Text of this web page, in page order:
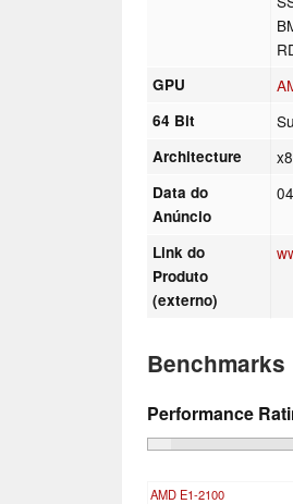
GPU
64 Bit
Architecture
Data do
Anúncio
Link do
Produto
(externo)
Benchmarks
Performance
AMD E1-2100